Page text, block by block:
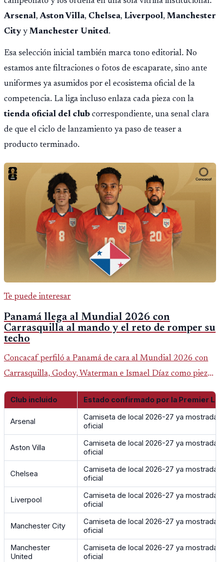
Arsenal,Aston Villa, Chelsea, Liverpool, Manchester
City y Manchester United.
Esa selección inicial también marca tono editorial. No
estamos ante filtraciones o fotos de escaparate, sino ante
uniformes ya asumidos por el ecosistema oficial de la
competencia. La liga incluso enlaza cada pieza con la
tienda oficial del club correspondiente, una senal clara
de que el ciclo de lanzamiento ya paso de teaser a
producto terminado.
Te puede interesar
Panamá llega al Mundial 2026 con
Carrasquilla al mando y el reto de romper su
techo
Concacaf perfiló a Panamá de cara al Mundial 2026 con
Carrasquilla, Godoy, Waterman e Ismael Díaz como piezas
centrales en un grupo que también incluye a Inglaterra,
Croacia y Ghana.
Club incluido Estado confirmado por la Premier
Arsenal
Camiseta de local 2026-27 ya mostrada
oficial
Aston Villa
Camiseta de local 2026-27 ya mostrada
oficial
Chelsea
Camiseta de local 2026-27 ya mostrada
oficial
Liverpool
Camiseta de local 2026-27 ya mostrada
oficial
Manchester City
Camiseta de local 2026-27 ya mostrada
oficial
Manchester
United
Camiseta de local 2026-27 ya mostrada
oficial